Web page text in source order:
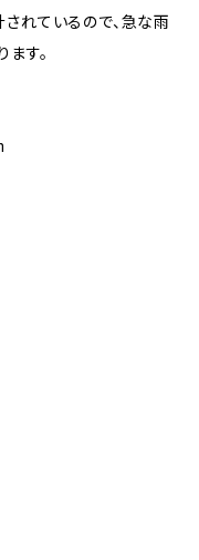
されているので、急な雨
す。